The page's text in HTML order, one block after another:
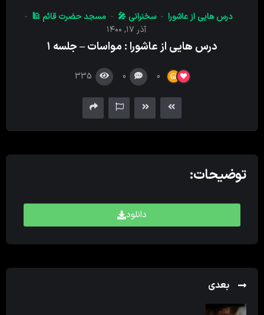
درس‌ هایی از عاشورا سخنرانی 🎤
مسجد حضرت قائم 🕌
آذر ۱۷, ۱۴۰۰
درس‌ هایی از عاشورا : مواسات – جلسه ۱
0
0
335
توضیحات:
دانلود
بعدی